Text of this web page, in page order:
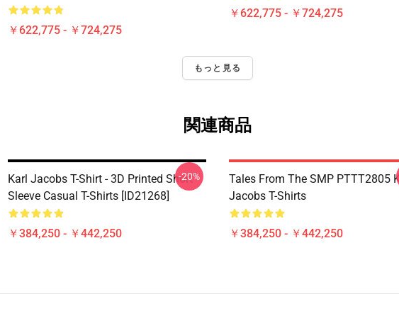
￥622,775 - ￥724,275
￥622,775 - ￥724,275
もっと見る
関連商品
Karl Jacobs T-Shirt - 3D Printed Short
Sleeve Casual T-Shirts [ID21268]
￥384,250 - ￥442,250
-20%
Tales From The SMP PTTT2805
Jacobs T-Shirts
￥384,250 - ￥442,250